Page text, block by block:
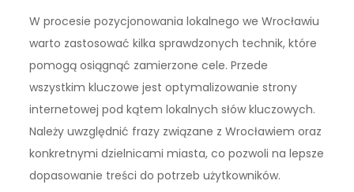
W procesie pozycjonowania lokalnego we Wrocławiu
warto zastosować kilka sprawdzonych technik, które
pomogą osiągnąć zamierzone cele. Przede
wszystkim kluczowe jest optymalizowanie strony
internetowej pod kątem lokalnych słów kluczowych.
Należy uwzględnić frazy związane z Wrocławiem oraz
konkretnymi dzielnicami miasta, co pozwoli na lepsze
dopasowanie treści do potrzeb użytkowników.